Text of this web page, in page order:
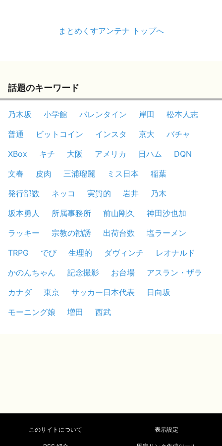
まとめくすアンテナ トップへ
話題のキーワード
乃木坂 小学館 バレンタイン 岸田
松本人志
普通
ビットコイン インスタ 京大
バチャ
XBox
キチ 大阪 アメリカ 日ハム
DQN
文春
皮肉 三浦瑠麗 ミス日本
稲葉
発行部数
ネッコ 実質的 岩井
乃木
坂本勇人
所属事務所 前山剛久
神田沙也加
ラッキー
宗教の勧誘 出荷台数
塩ラーメン
TRPG
でび 生理的 ダヴィンチ
レオナルド
かのんちゃん
記念撮影 お台場
アスラン・ザラ
カナダ
東京 サッカー日本代表
日向坂
モーニング娘
増田 西武
このサイトについて 表示設定